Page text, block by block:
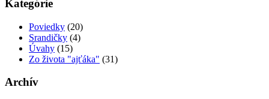
Kategórie
Poviedky (20)
Srandičky (4)
Úvahy (15)
Zo života "ajťáka" (31)
Archív